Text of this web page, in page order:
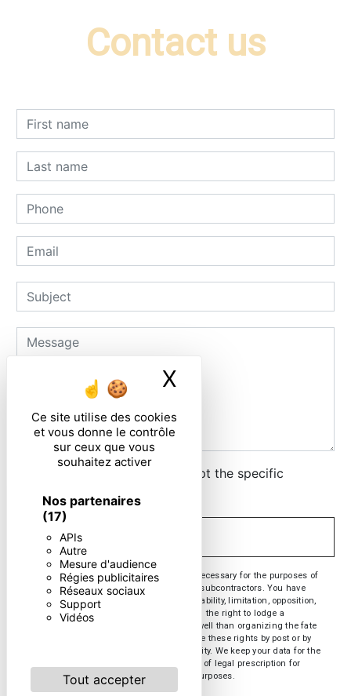
Ce site utilise des cookies
et vous donne le contrôle
sur ceux que vous
souhaitez activer
Nos partenaires
(17)
APIs
Autre
Mesure d'audience
Régies publicitaires
Réseaux sociaux
Support
Vidéos
Tout accepter
X
Contact us
By checking this box, I accept the specific
conditions below **
** The personal data communicated are necessary for the purposes of
contacting you. They are intended and its subcontractors. You have
rights of access, rectification, erasure, portability, limitation, opposition,
withdrawal of your consent at any time and the right to lodge a
complaint with a supervisory authority, as well than organizing the fate
of your post-mortem data. You can exercise these rights by post or by
email. You may be asked for proof of identity. We keep your data for the
period of contact and then for the duration of legal prescription for
probationary and litigation management purposes.